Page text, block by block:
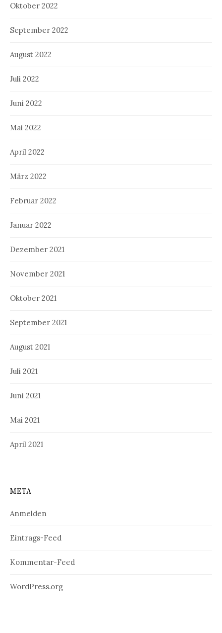
Oktober 2022
September 2022
August 2022
Juli 2022
Juni 2022
Mai 2022
April 2022
März 2022
Februar 2022
Januar 2022
Dezember 2021
November 2021
Oktober 2021
September 2021
August 2021
Juli 2021
Juni 2021
Mai 2021
April 2021
META
Anmelden
Eintrags-Feed
Kommentar-Feed
WordPress.org